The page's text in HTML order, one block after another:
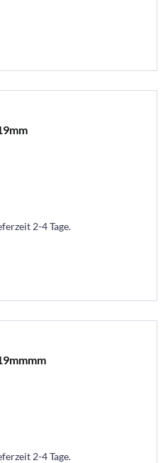
2-4 Tage.
2-4 Tage.